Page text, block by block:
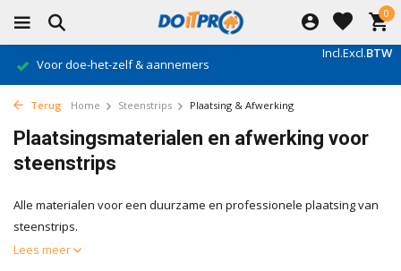
0
Incl.Excl.BTW
Gratis verzending vanaf €500*
Terug Home Steenstrips Plaatsing & Afwerking
Plaatsingsmaterialen en afwerking voor
steenstrips
Alle materialen voor een duurzame en professionele plaatsing van
steenstrips.
Lees meer